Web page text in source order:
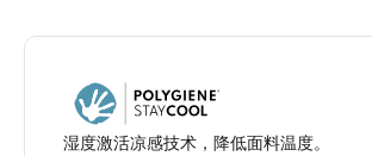
湿度激活凉感技术，降低面料温度。